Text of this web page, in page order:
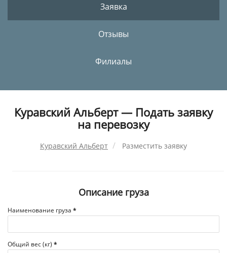
Заявка
Отзывы
Филиалы
Куравский Альберт — Подать заявку
на перевозку
Куравский Альберт Разместить заявку
Описание груза
Наименование груза *
Общий вес (кг) *